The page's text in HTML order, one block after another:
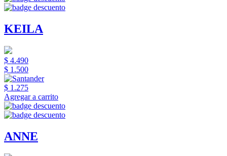
KEILA
$ 4.490
$ 1.500
$ 1.275
Agregar a carrito
ANNE